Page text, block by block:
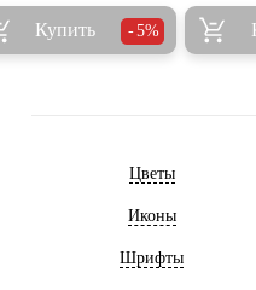
Купить 5%
Цветы
Иконы
Шрифты